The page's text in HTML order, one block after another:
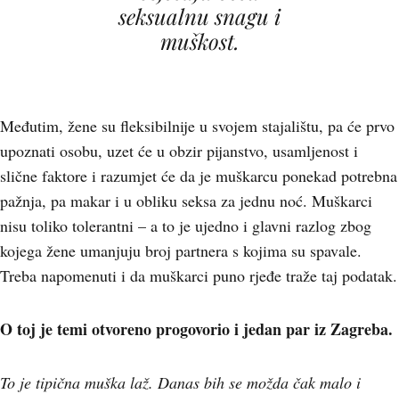
seksualnu snagu i
muškost.
Međutim, žene su fleksibilnije u svojem stajalištu, pa će prvo
upoznati osobu, uzet će u obzir pijanstvo, usamljenost i
slične faktore i razumjet će da je muškarcu ponekad potrebna
pažnja, pa makar i u obliku seksa za jednu noć. Muškarci
nisu toliko tolerantni – a to je ujedno i glavni razlog zbog
kojega žene umanjuju broj partnera s kojima su spavale.
Treba napomenuti i da muškarci puno rjeđe traže taj podatak.
O toj je temi otvoreno progovorio i jedan par iz Zagreba.
To je tipična muška laž. Danas bih se možda čak malo i